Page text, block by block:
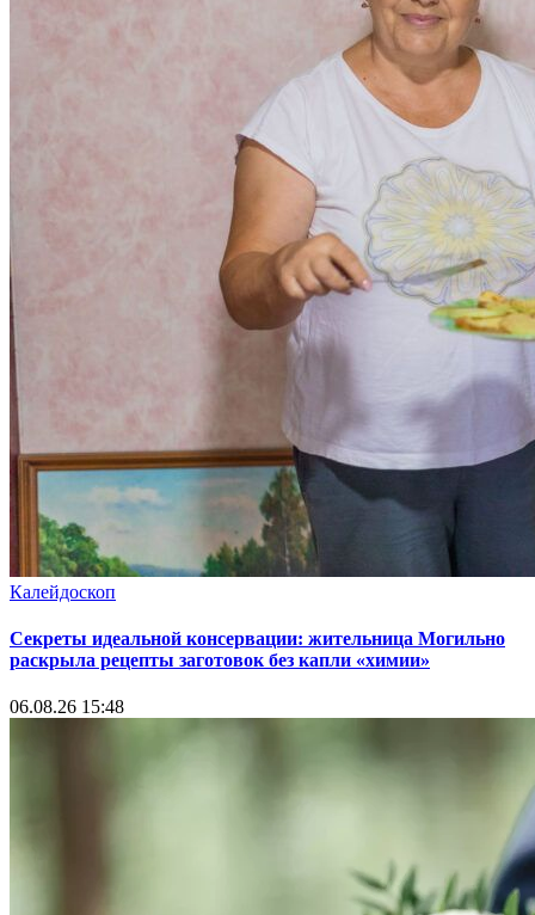
Калейдоскоп
Секреты идеальной консервации: жительница Могильно
раскрыла рецепты заготовок без капли «химии»
06.08.26 15:48